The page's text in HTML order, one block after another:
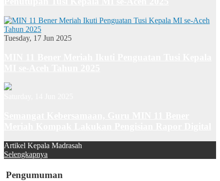
Tuesday, 17 Jun 2025
Artikel Kepala Madrasah
Selengkapnya
Pengumuman